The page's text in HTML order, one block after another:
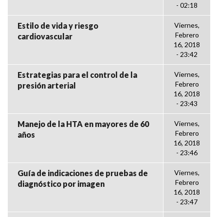
- 02:18
Estilo de vida y riesgo
cardiovascular
Viernes,
Febrero
16, 2018
- 23:42
Estrategias para el control de la
presión arterial
Viernes,
Febrero
16, 2018
- 23:43
Manejo de la HTA en mayores de 60
años
Viernes,
Febrero
16, 2018
- 23:46
Guía de indicaciones de pruebas de
diagnóstico por imagen
Viernes,
Febrero
16, 2018
- 23:47